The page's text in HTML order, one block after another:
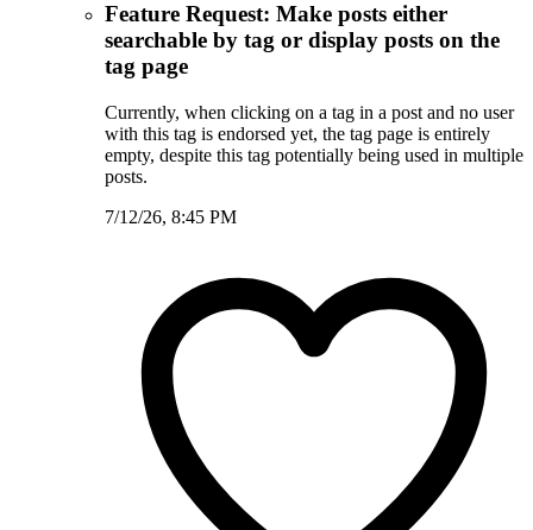
Feature Request: Make posts either
searchable by tag or display posts on the
tag page
Currently, when clicking on a tag in a post and no user
with this tag is endorsed yet, the tag page is entirely
empty, despite this tag potentially being used in multiple
posts.
7/12/26, 8:45 PM